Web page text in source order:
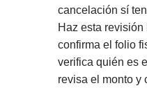
cancelación sí
Haz esta revisión
confirma el folio
verifica quién es
revisa el monto y